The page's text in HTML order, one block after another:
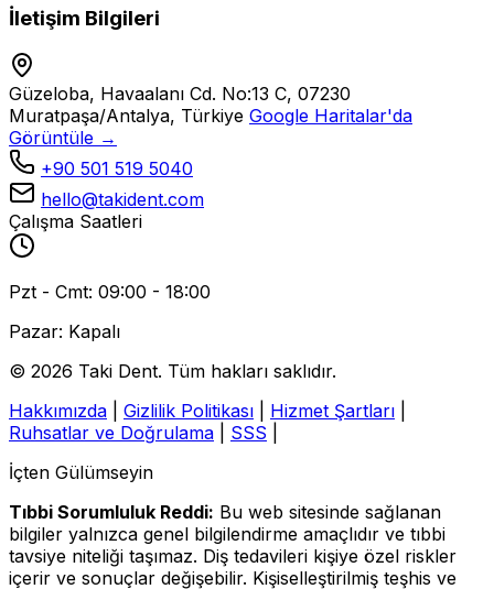
İletişim Bilgileri
Güzeloba, Havaalanı Cd. No:13 C, 07230
Muratpaşa/Antalya, Türkiye Google Haritalar'da
Görüntüle →
+90 501 519 5040
hello@takident.com
Çalışma Saatleri
Pzt - Cmt: 09:00 - 18:00
Pazar: Kapalı
© 2026 Taki Dent. Tüm hakları saklıdır.
Hakkımızda
Gizlilik Politikası Hizmet Şartları
Ruhsatlar ve Doğrulama
SSS
İçten Gülümseyin
Tıbbi Sorumluluk Reddi: Bu web sitesinde sağlanan
bilgiler yalnızca genel bilgilendirme amaçlıdır ve tıbbi
tavsiye niteliği taşımaz. Diş tedavileri kişiye özel riskler
içerir ve sonuçlar değişebilir. Kişiselleştirilmiş teşhis ve